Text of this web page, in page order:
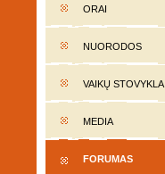
ORAI
NUORODOS
VAIKŲ STOVYKLA
MEDIA
FORUMAS